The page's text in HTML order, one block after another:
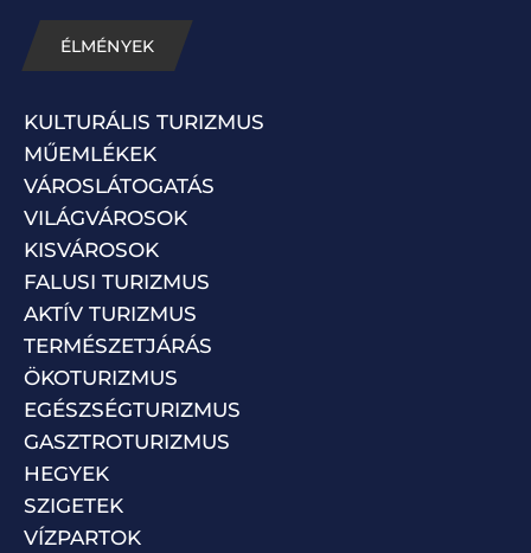
ÉLMÉNYEK
KULTURÁLIS TURIZMUS
MŰEMLÉKEK
VÁROSLÁTOGATÁS
VILÁGVÁROSOK
KISVÁROSOK
FALUSI TURIZMUS
AKTÍV TURIZMUS
TERMÉSZETJÁRÁS
ÖKOTURIZMUS
EGÉSZSÉGTURIZMUS
GASZTROTURIZMUS
HEGYEK
SZIGETEK
VÍZPARTOK